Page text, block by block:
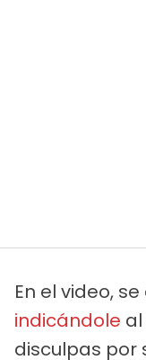
En el video,
indicándole
disculpas por